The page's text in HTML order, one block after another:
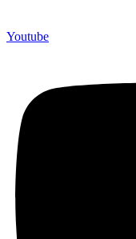
Youtube